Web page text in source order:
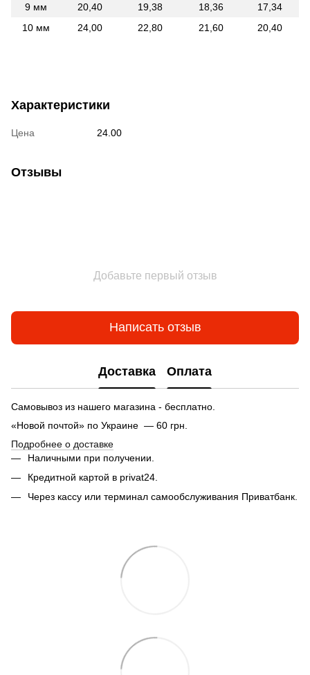
9 мм
20,40 19,38 18,36
17,34
10 мм
24,00 22,80 21,60 20,40
Характеристики
Цена 24.00
Отзывы
Добавьте первый отзыв
Написать отзыв
Доставка Оплата
Самовывоз из нашего магазина - бесплатно.
«Новой почтой» по Украине — 60 грн.
Подробнее о доставке
Наличными при получении.
Кредитной картой в privat24.
Через кассу или терминал самообслуживания Приватбанк.